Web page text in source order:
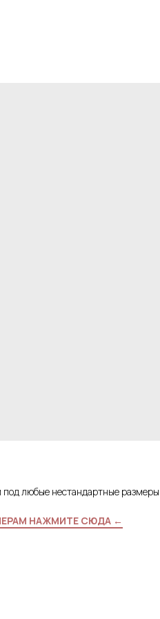
любые нестандартные
НАЖМИТЕ СЮДА ←